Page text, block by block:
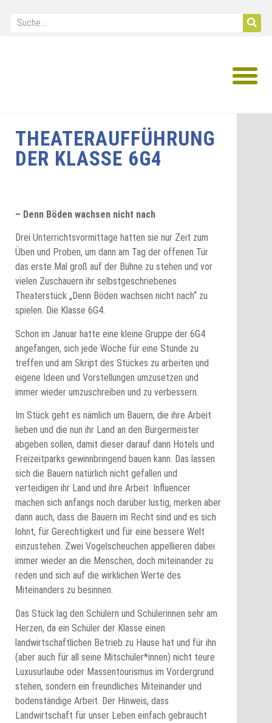
THEATERAUFFÜHRUNG
DER KLASSE 6G4
– Denn Böden wachsen nicht nach
Drei Unterrichtsvormittage hatten sie nur Zeit zum
Üben und Proben, um dann am Tag der offenen Tür
das erste Mal groß auf der Bühne zu stehen und vor
vielen Zuschauern ihr selbstgeschriebenes
Theaterstück „Denn Böden wachsen nicht nach“ zu
spielen. Die Klasse 6G4.
Schon im Januar hatte eine kleine Gruppe der 6G4
angefangen, sich jede Woche für eine Stunde zu
treffen und am Skript des Stückes zu arbeiten und
eigene Ideen und Vorstellungen umzusetzen und
immer wieder umzuschreiben und zu verbessern.
Im Stück geht es nämlich um Bauern, die ihre Arbeit
lieben und die nun ihr Land an den Bürgermeister
abgeben sollen, damit dieser darauf dann Hotels und
Freizeitparks gewinnbringend bauen kann. Das lassen
sich die Bauern natürlich nicht gefallen und
verteidigen ihr Land und ihre Arbeit. Influencer
machen sich anfangs noch darüber lustig, merken aber
dann auch, dass die Bauern im Recht sind und es sich
lohnt, für Gerechtigkeit und für eine bessere Welt
einzustehen. Zwei Vogelscheuchen appellieren dabei
immer wieder an die Menschen, doch miteinander zu
reden und sich auf die wirklichen Werte des
Miteinanders zu besinnen.
Das Stück lag den Schülern und Schülerinnen sehr am
Herzen, da ein Schüler der Klasse einen
landwirtschaftlichen Betrieb zu Hause hat und für ihn
(aber auch für all seine Mitschüler*innen) nicht teure
Luxusurlaube oder Massentourismus im Vordergrund
stehen, sondern ein freundliches Miteinander und
bodenständige Arbeit. Der Hinweis, dass
Landwirtschaft für unser Leben einfach gebraucht